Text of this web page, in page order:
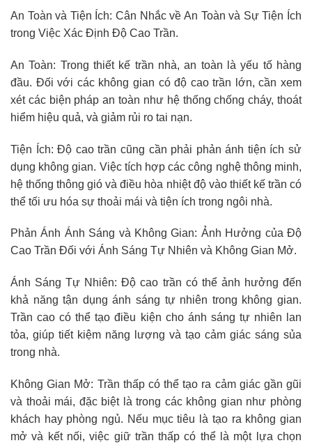
An Toàn và Tiện Ích: Cân Nhắc về An Toàn và Sự Tiện Ích
trong Việc Xác Định Độ Cao Trần.
An Toàn: Trong thiết kế trần nhà, an toàn là yếu tố hàng
đầu. Đối với các không gian có độ cao trần lớn, cần xem
xét các biện pháp an toàn như hệ thống chống cháy, thoát
hiểm hiệu quả, và giảm rủi ro tai nạn.
Tiện Ích: Độ cao trần cũng cần phải phản ánh tiện ích sử
dụng không gian. Việc tích hợp các công nghệ thông minh,
hệ thống thông gió và điều hòa nhiệt độ vào thiết kế trần có
thể tối ưu hóa sự thoải mái và tiện ích trong ngôi nhà.
Phản Ánh Ánh Sáng và Không Gian: Ảnh Hưởng của Độ
Cao Trần Đối với Ánh Sáng Tự Nhiên và Không Gian Mở.
Ánh Sáng Tự Nhiên: Độ cao trần có thể ảnh hưởng đến
khả năng tận dụng ánh sáng tự nhiên trong không gian.
Trần cao có thể tạo điều kiện cho ánh sáng tự nhiên lan
tỏa, giúp tiết kiệm năng lượng và tạo cảm giác sáng sủa
trong nhà.
Không Gian Mở: Trần thấp có thể tạo ra cảm giác gần gũi
và thoải mái, đặc biệt là trong các không gian như phòng
khách hay phòng ngủ. Nếu mục tiêu là tạo ra không gian
mở và kết nối, việc giữ trần thấp có thể là một lựa chọn